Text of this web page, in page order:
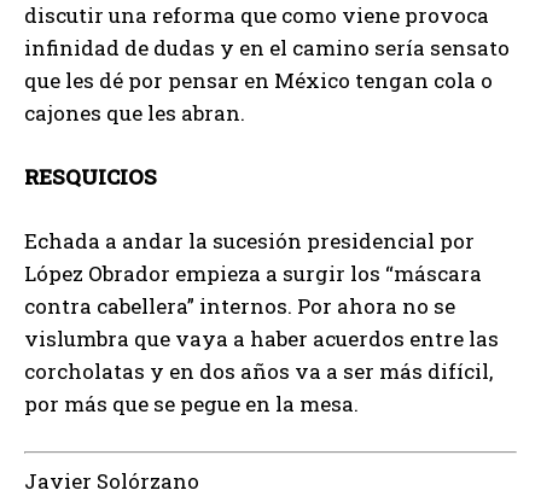
discutir una reforma que como viene provoca
infinidad de dudas y en el camino sería sensato
que les dé por pensar en México tengan cola o
cajones que les abran.
RESQUICIOS
Echada a andar la sucesión presidencial por
López Obrador empieza a surgir los “máscara
contra cabellera” internos. Por ahora no se
vislumbra que vaya a haber acuerdos entre las
corcholatas y en dos años va a ser más difícil,
por más que se pegue en la mesa.
Javier Solórzano